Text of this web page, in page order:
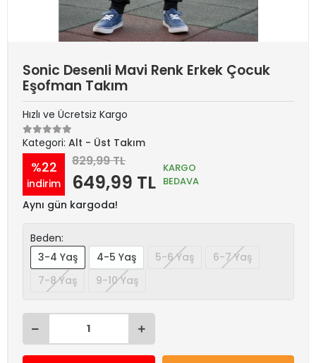
Sonic Desenli Mavi Renk Erkek Çocuk
Eşofman Takım
Hızlı ve Ücretsiz Kargo
Kategori: Alt - Üst Takım
%22
indirim
829,99 TL
649,99 TL
KARGO
BEDAVA
Aynı gün kargoda!
Beden:
3-4 Yaş
4-5 Yaş 5-6 Yaş
6-7 Yaş
7-8 Yaş
9-10 Yaş